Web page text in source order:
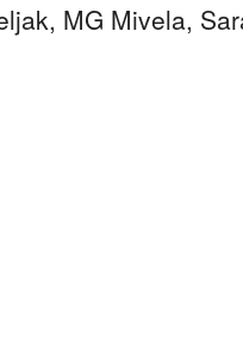
MG Mivela,